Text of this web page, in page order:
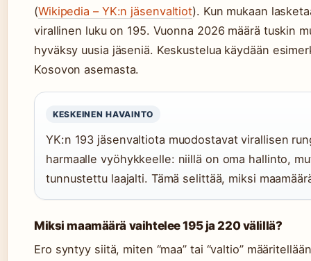
(Wikipedia – YK:n jäsenvaltiot). Kun mukaan
virallinen luku on 195. Vuonna 2026 määrä tuskin
hyväksy uusia jäseniä. Keskustelua käydään
Kosovon asemasta.
KESKEINEN HAVAINTO
YK:n 193 jäsenvaltiota muodostavat virallisen
harmaalle vyöhykkeelle: niillä on oma hallinto,
tunnustettu laajalti. Tämä selittää, miksi
Miksi maamäärä vaihtelee 195 ja 220 välillä?
Ero syntyy siitä, miten “maa” tai “valtio”